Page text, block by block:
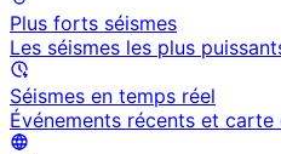
Plus forts séismes
Les séismes les plus
Séismes en temps réel
Événements récents et carte